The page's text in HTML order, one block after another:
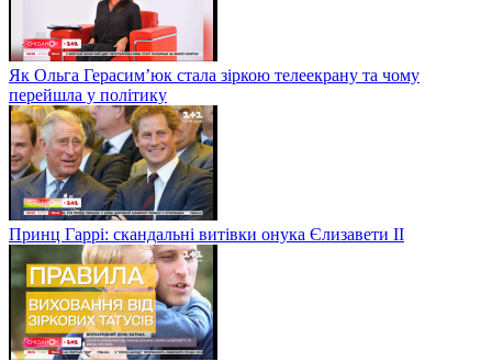
Як Ольга Герасим’юк стала зіркою телеекрану та чому
перейшла у політику
Принц Гаррі: скандальні витівки онука Єлизавети II